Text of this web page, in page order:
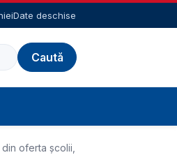
Date deschise
oferta școlii,